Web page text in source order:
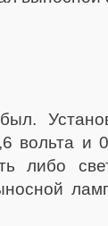
вольта и
либо